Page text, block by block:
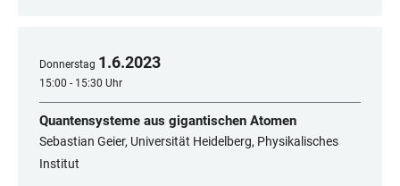
Donnerstag 1.6.2023
15:00 - 15:30 Uhr
Quantensysteme aus gigantischen Atomen
Sebastian Geier, Universität Heidelberg, Physikalisches
Institut